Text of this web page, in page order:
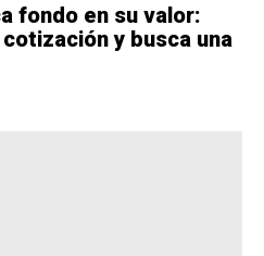
fondo en su valor:
y busca una